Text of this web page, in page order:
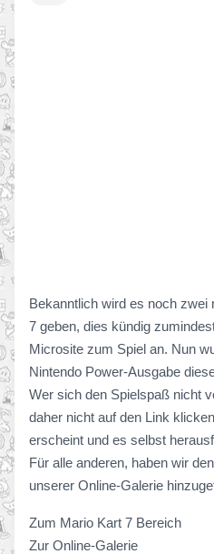
Bekanntlich wird es noch zwei
7 geben, dies kündig
Microsite zum Spiel an. Nun
Nintendo Power-Ausgabe
Wer sich den Spielspaß nicht
daher nicht auf den Link
erscheint und es selbst
Für alle anderen, haben wir
unserer Online-Galerie
Zum Mario Kart 7 Bereich
Zur Online-Galerie